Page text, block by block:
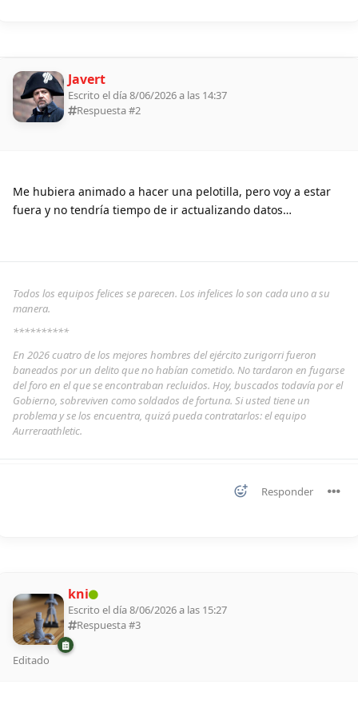
Javert
Escrito el día 8/06/2026 a las 14:37
Respuesta #2
Me hubiera animado a hacer una pelotilla, pero voy a estar
fuera y no tendría tiempo de ir actualizando datos…
Todos los equipos felices se parecen. Los infelices lo son cada uno a su
manera.
**********
En 2026 cuatro de los mejores hombres del ejército zurigorri fueron
baneados por un delito que no habían cometido. No tardaron en fugarse
del foro en el que se encontraban recluidos. Hoy, buscados todavía por el
Gobierno, sobreviven como soldados de fortuna. Si usted tiene un
problema y se los encuentra, quizá pueda contratarlos: el equipo
Aurreraathletic.
Responder
kni
Escrito el día 8/06/2026 a las 15:27
Respuesta #3
Editado